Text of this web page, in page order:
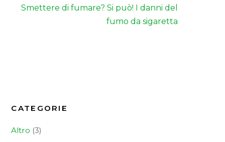
Smettere di fumare? Si può! I danni del
fumo da sigaretta
CATEGORIE
Altro (3)